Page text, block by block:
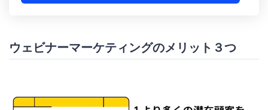
ウェビナーマーケティングのメリット３つ